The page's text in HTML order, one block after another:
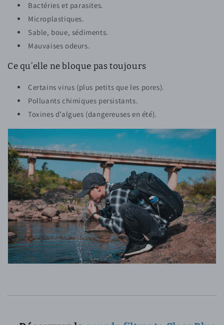
Bactéries et parasites.
Microplastiques.
Sable, boue, sédiments.
Mauvaises odeurs.
Ce qu’elle ne bloque pas toujours
Certains virus (plus petits que les pores).
Polluants chimiques persistants.
Toxines d’algues (dangereuses en été).